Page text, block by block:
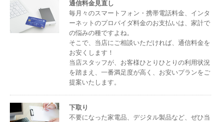
通信料金見直し
毎月々のスマートフォン・携帯電話料金、インタ
ーネットのプロバイダ料金のお支払いは、家計で
の悩みの種ですよね。
そこで、当店にご相談いただければ、通信料金を
お安くします！
当店スタッフが、お客様ひとりひとりの利用状況
を踏まえ、一番満足度が高く、お安いプランをご
提案いたします。
下取り
不要になった家電品、デジタル製品など、ぜひ当